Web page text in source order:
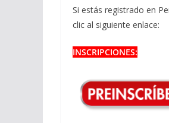
Si estás registrado en
clic al siguiente enlace:
INSCRIPCIONES: